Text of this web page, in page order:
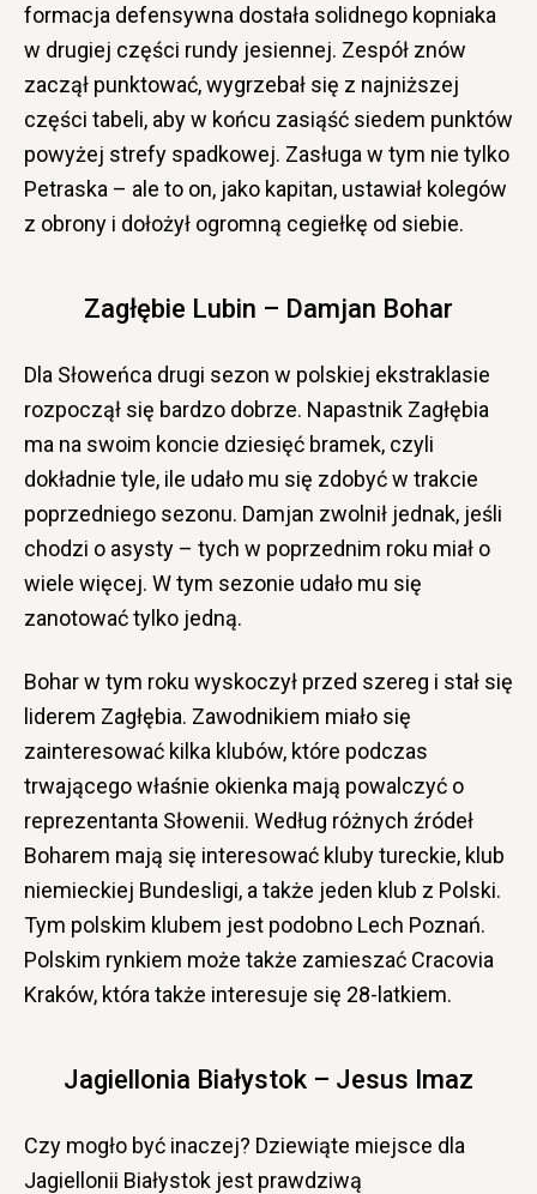
formacja defensywna dostała solidnego kopniaka
w drugiej części rundy jesiennej. Zespół znów
zaczął punktować, wygrzebał się z najniższej
części tabeli, aby w końcu zasiąść siedem punktów
powyżej strefy spadkowej. Zasługa w tym nie tylko
Petraska – ale to on, jako kapitan, ustawiał kolegów
z obrony i dołożył ogromną cegiełkę od siebie.
Zagłębie Lubin – Damjan Bohar
Dla Słoweńca drugi sezon w polskiej ekstraklasie
rozpoczął się bardzo dobrze. Napastnik Zagłębia
ma na swoim koncie dziesięć bramek, czyli
dokładnie tyle, ile udało mu się zdobyć w trakcie
poprzedniego sezonu. Damjan zwolnił jednak, jeśli
chodzi o asysty – tych w poprzednim roku miał o
wiele więcej. W tym sezonie udało mu się
zanotować tylko jedną.
Bohar w tym roku wyskoczył przed szereg i stał się
liderem Zagłębia. Zawodnikiem miało się
zainteresować kilka klubów, które podczas
trwającego właśnie okienka mają powalczyć o
reprezentanta Słowenii. Według różnych źródeł
Boharem mają się interesować kluby tureckie, klub
niemieckiej Bundesligi, a także jeden klub z Polski.
Tym polskim klubem jest podobno Lech Poznań.
Polskim rynkiem może także zamieszać Cracovia
Kraków, która także interesuje się 28-latkiem.
Jagiellonia Białystok – Jesus Imaz
Czy mogło być inaczej? Dziewiąte miejsce dla
Jagiellonii Białystok jest prawdziwą